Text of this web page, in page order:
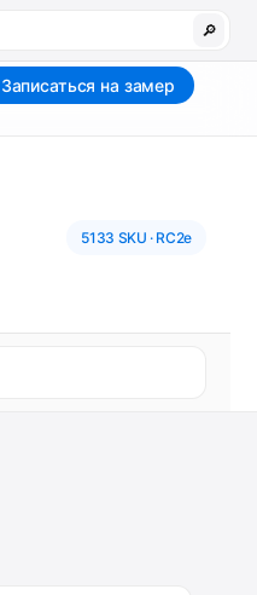
🔎
Записаться на замер
5133 SKU · RC2e